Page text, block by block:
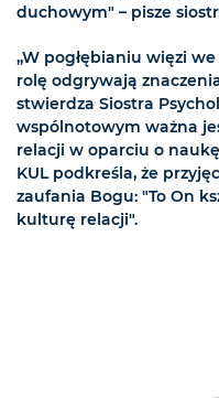
duchowym" – pisze
„W pogłębianiu więzi
rolę odgrywają
stwierdza Siostra
wspólnotowym ważna
relacji w oparciu o
KUL podkreśla, że
zaufania Bogu: "To On
kulturę relacji".